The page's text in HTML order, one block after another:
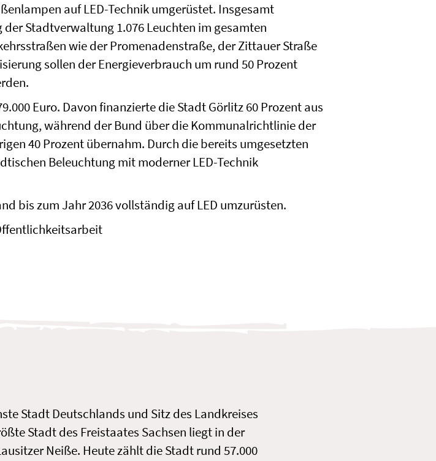
auf LED-Technik umgerüstet. Insgesamt
Stadtverwaltung 1.076 Leuchten im gesamten
wie der Promenadenstraße, der Zittauer Straße
sollen der Energieverbrauch um rund 50 Prozent
Euro. Davon finanzierte die Stadt Görlitz 60 Prozent aus
während der Bund über die Kommunalrichtlinie der
40 Prozent übernahm. Durch die bereits umgesetzten
Beleuchtung mit moderner LED-Technik
bis zum Jahr 2036 vollständig auf LED umzurüsten.
Stadt Deutschlands und Sitz des Landkreises
Stadt des Freistaates Sachsen liegt in der
Neiße. Heute zählt die Stadt rund 57.000